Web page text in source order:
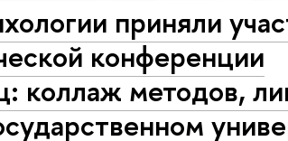
приняли
конференции
коллаж методов,